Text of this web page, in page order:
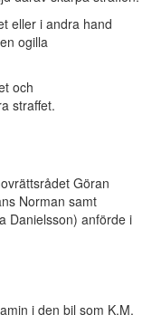
eller i andra hand
ogilla
och
straffet.
Göran
Norman samt
Danielsson) anförde i
i den bil som K.M.